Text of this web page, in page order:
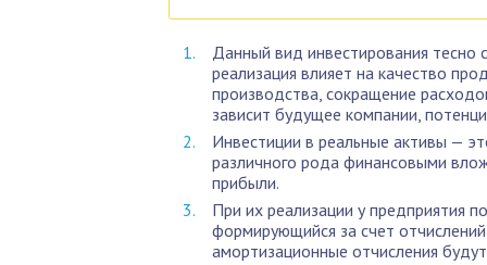
Данный вид инвестирования тесно
реализация влияет на качество
производства, сокращение
зависит будущее компании,
Инвестиции в реальные активы —
различного рода финансовыми
прибыли.
При их реализации у предприятия
формирующийся за счет
амортизационные отчисления